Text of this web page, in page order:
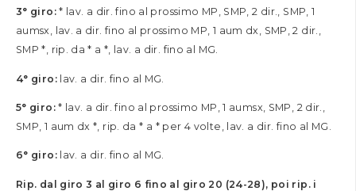
3° giro:* lav. a dir. fino al prossimo MP, SMP, 2 dir., SMP, 1
aumsx, lav. a dir. fino al prossimo MP, 1 aum dx, SMP, 2 dir.,
SMP *, rip. da * a *, lav. a dir. fino al MG.
4° giro:lav. a dir. fino al MG.
5° giro:* lav. a dir. fino al prossimo MP, 1 aumsx, SMP, 2 dir.,
SMP, 1 aum dx *, rip. da * a * per 4 volte, lav. a dir. fino al MG.
6° giro:lav. a dir. fino al MG.
Rip. dal giro 3 al giro 6 fino al giro 20 (24-28), poi rip. i